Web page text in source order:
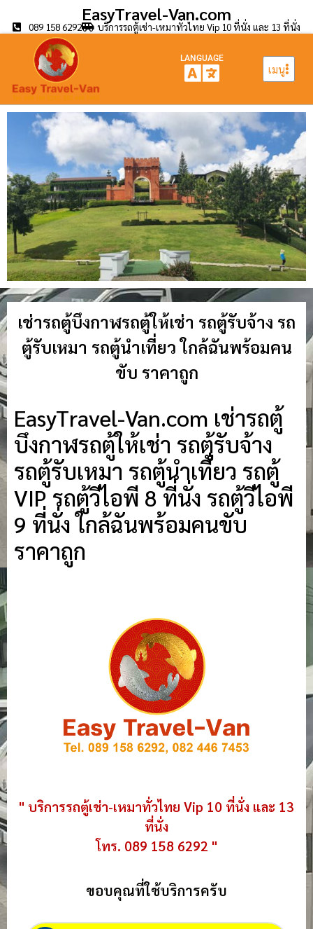
EasyTravel-Van.com
089 158 6292 บริการรถตู้เช่า-เหมาทั่วไทย Vip 10 ที่นั่ง และ 13 ที่นั่ง
เมนู
LANGUAGE
เช่ารถตู้บึงกาฬรถตู้ให้เช่า รถตู้รับจ้าง รถ
ตู้รับเหมา รถตู้นำเที่ยว ใกล้ฉันพร้อมคน
ขับ ราคาถูก
EasyTravel-Van.com เช่ารถตู้
บึงกาฬรถตู้ให้เช่า รถตู้รับจ้าง
รถตู้รับเหมา รถตู้นำเที่ยว รถตู้
VIP รถตู้วีไอพี 8 ที่นั่ง รถตู้วีไอพี
9 ที่นั่ง ใกล้ฉันพร้อมคนขับ
ราคาถูก
" บริการรถตู้เช่า-เหมาทั่วไทย Vip 10 ที่นั่ง และ 13
ที่นั่ง
โทร. 089 158 6292 "
ขอบคุณที่ใช้บริการครับ